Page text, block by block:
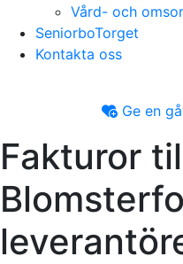
Vård- och
SeniorboTorget
Kontakta oss
Ge en
Fakturor